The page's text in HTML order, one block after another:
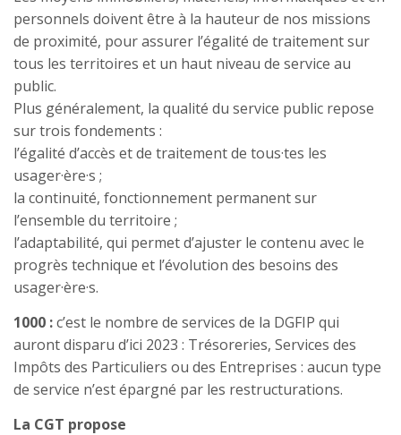
personnels doivent être à la hauteur de nos missions
de proximité, pour assurer l’égalité de traitement sur
tous les territoires et un haut niveau de service au
public.
Plus généralement, la qualité du service public repose
sur trois fondements :
l’égalité d’accès et de traitement de tous·tes les
usager·ère·s ;
la continuité, fonctionnement permanent sur
l’ensemble du territoire ;
l’adaptabilité, qui permet d’ajuster le contenu avec le
progrès technique et l’évolution des besoins des
usager·ère·s.
1000 :c’est le nombre de services de la DGFIP qui
auront disparu d’ici 2023 : Trésoreries, Services des
Impôts des Particuliers ou des Entreprises : aucun type
de service n’est épargné par les restructurations.
La CGT propose